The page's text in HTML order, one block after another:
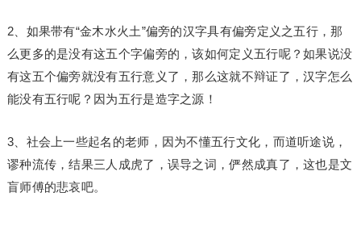
2、如果带有“金木水火土”偏旁的汉字具有偏旁定义之五行，那
么更多的是没有这五个字偏旁的，该如何定义五行呢？如果说没
有这五个偏旁就没有五行意义了，那么这就不辩证了，汉字怎么
能没有五行呢？因为五行是造字之源！
3、社会上一些起名的老师，因为不懂五行文化，而道听途说，
谬种流传，结果三人成虎了，误导之词，俨然成真了，这也是文
盲师傅的悲哀吧。